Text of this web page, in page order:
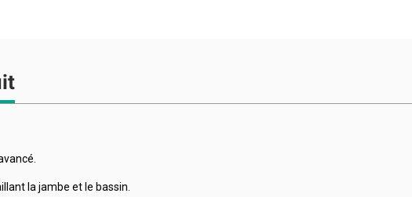
la jambe et le bassin.